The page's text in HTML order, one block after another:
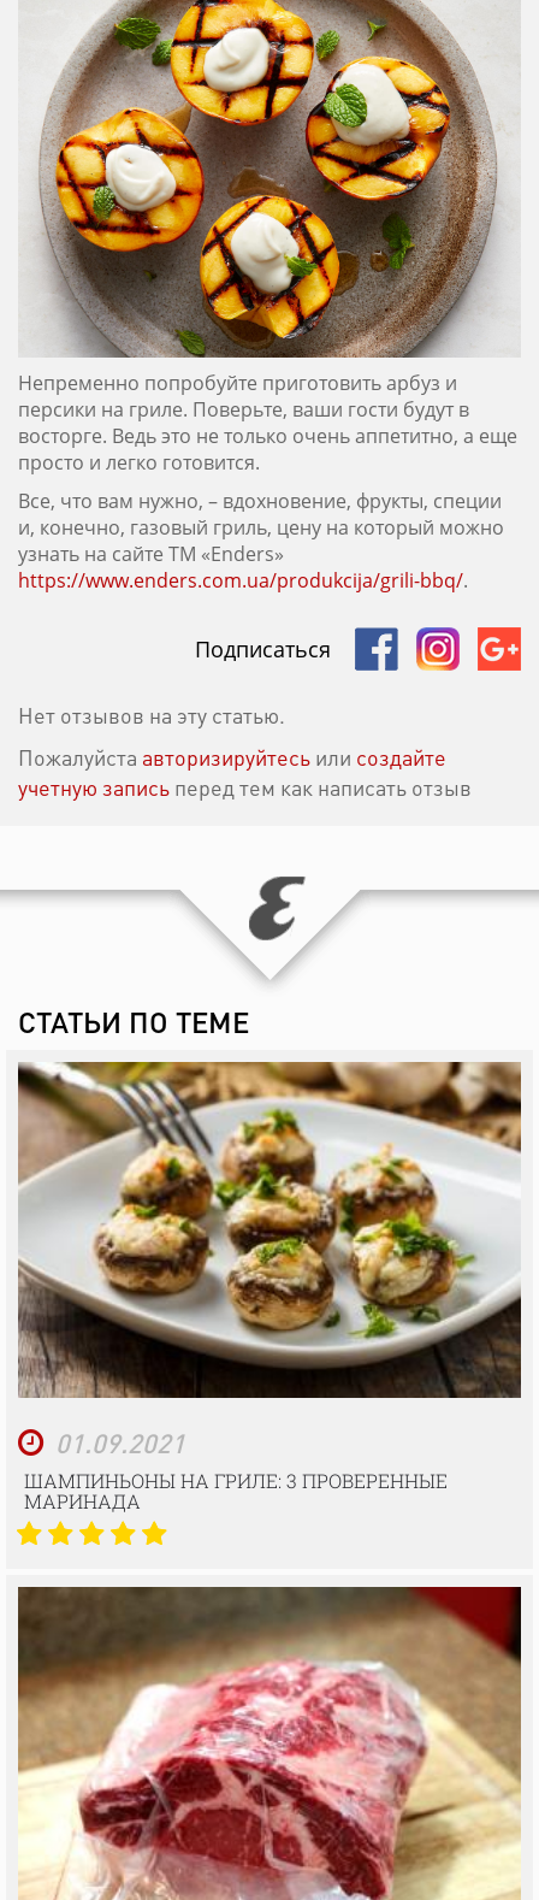
Непременно попробуйте приготовить арбуз и
персики на гриле. Поверьте, ваши гости будут в
восторге. Ведь это не только очень аппетитно, а еще
просто и легко готовится.
Все, что вам нужно, – вдохновение, фрукты, специи
и, конечно, газовый гриль, цену на который можно
узнать на сайте ТМ «Enders»
https://www.enders.com.ua/produkcija/grili-bbq/.
Подписаться
Нет отзывов на эту статью.
Пожалуйста авторизируйтесь или создайте
учетную запись перед тем как написать отзыв
СТАТЬИ ПО ТЕМЕ
01.09.2021
ШАМПИНЬОНЫ НА ГРИЛЕ: 3 ПРОВЕРЕННЫЕ
МАРИНАДА